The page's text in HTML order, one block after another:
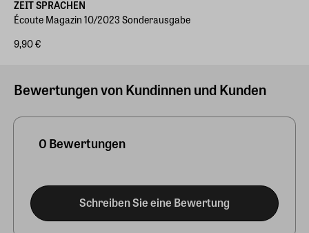
ZEIT SPRACHEN
Écoute Magazin 10/2023 Sonderausgabe
9,90 €
Bewertungen von Kundinnen und Kunden
0 Bewertungen
Schreiben Sie eine Bewertung